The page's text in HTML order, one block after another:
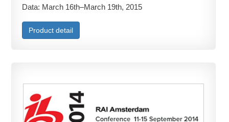
Data: March 16th–March 19th, 2015
Product detail